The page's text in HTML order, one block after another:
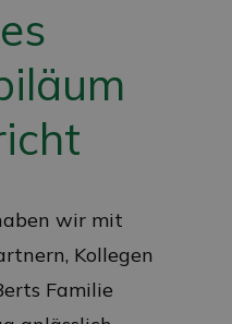
wir mit
Kollegen
Familie